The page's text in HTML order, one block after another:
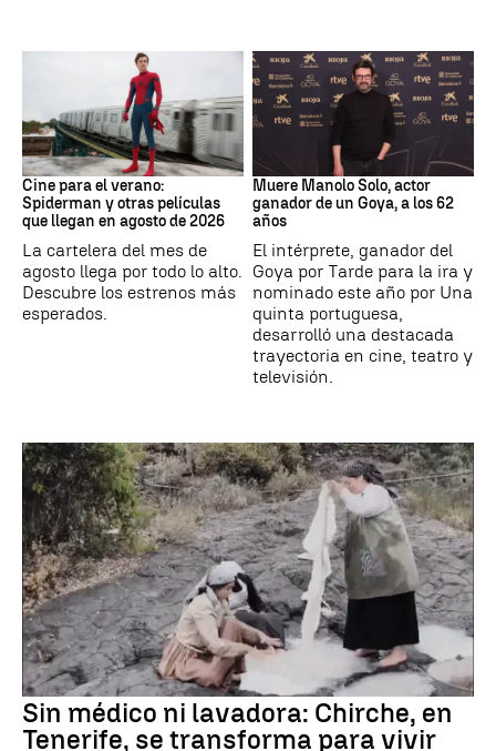
Cine
Cine para el verano:
Spiderman y otras películas
que llegan en agosto de 2026
La cartelera del mes de
agosto llega por todo lo alto.
Descubre los estrenos más
esperados.
Actor
Muere Manolo Solo, actor
ganador de un Goya, a los 62
años
El intérprete, ganador del
Goya por Tarde para la ira y
nominado este año por Una
quinta portuguesa,
desarrolló una destacada
trayectoria en cine, teatro y
televisión.
Sin médico ni lavadora: Chirche, en
Tenerife, se transforma para vivir